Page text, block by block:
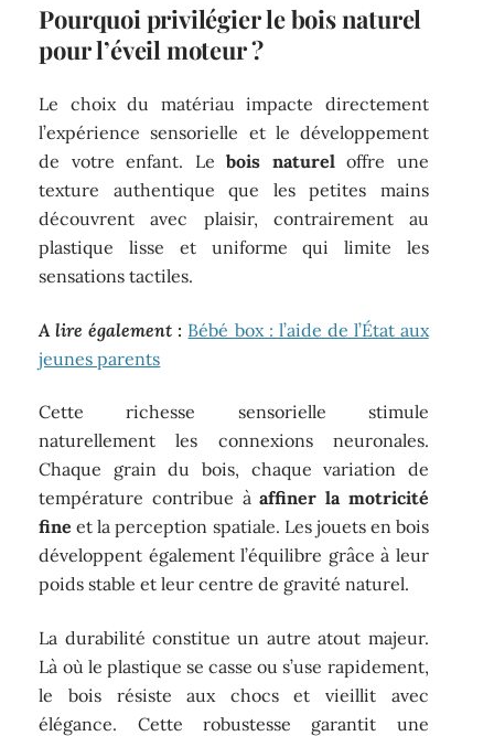
Pourquoi privilégier le bois naturel
pour l’éveil moteur ?
Le choix du matériau impacte directement
l’expérience sensorielle et le développement
de votre enfant. Lebois natureloffre une
texture authentique que les petites mains
découvrent avec plaisir, contrairement au
plastique lisse et uniforme qui limite les
sensations tactiles.
A lire également : Bébé box : l’aide de l’État aux
jeunes parents
Cette richesse sensorielle stimule
naturellement les connexions neuronales.
Chaque grain du bois, chaque variation de
température contribue àaffiner la motricité
fine et la perception spatiale. Les jouets en bois
développent également l’équilibre grâce à leur
poids stable et leur centre de gravité naturel.
La durabilité constitue un autre atout majeur.
Là où le plastique se casse ou s’use rapidement,
le bois résiste aux chocs et vieillit avec
élégance. Cette robustesse garantit une